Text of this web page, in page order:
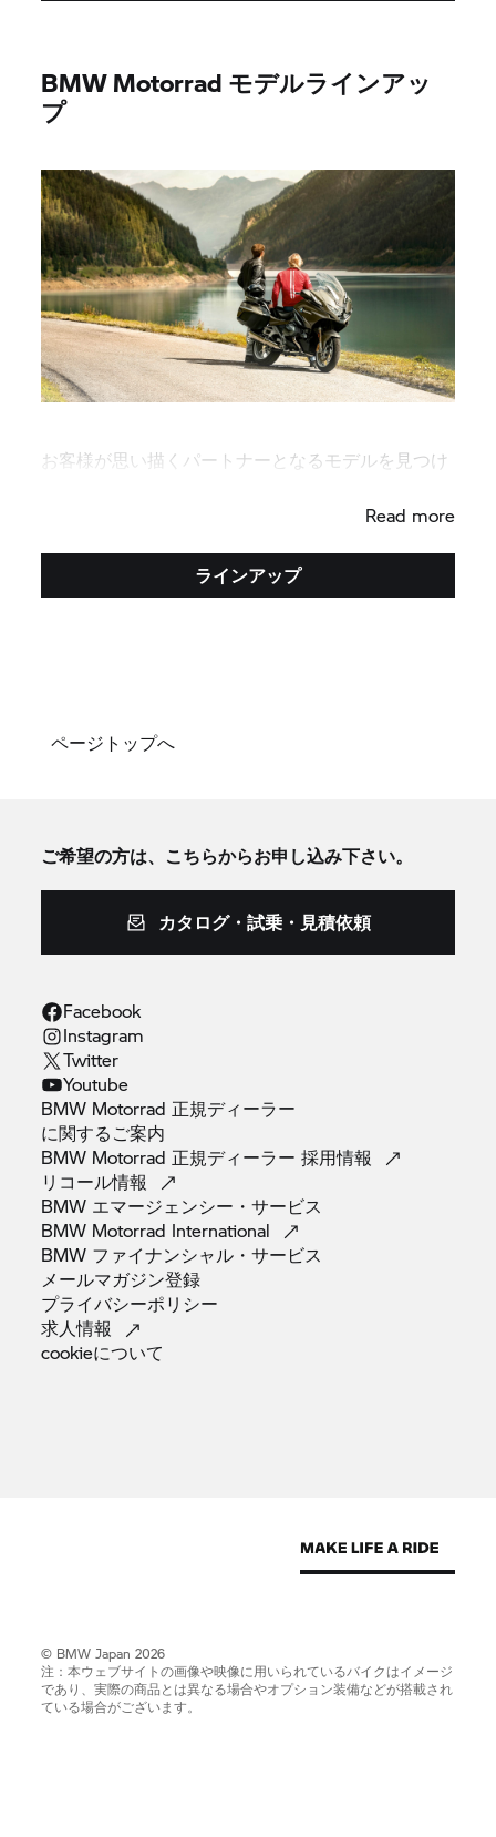
BMW Motorrad モデルラインアッ
プ
お客様が思い描くパートナーとなるモデルを見つけ
Read more
ラインアップ
ページトップへ
ご希望の方は、こちらからお申し込み下さい。
カタログ・試乗・見積依頼
Facebook
Instagram
Twitter
Youtube
BMW Motorrad 正規ディーラー
に関するご案内
BMW Motorrad 正規ディーラー採用情報
リコール情報
BMW エマージェンシー・サービス
BMW Motorrad International
BMW ファイナンシャル・サービス
メールマガジン登録
プライバシーポリシー
求人情報
cookieについて
© BMW Japan 2026
注：本ウェブサイトの画像や映像に用いられているバイクはイメージ
であり、実際の商品とは異なる場合やオプション装備などが搭載され
ている場合がございます。